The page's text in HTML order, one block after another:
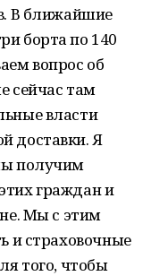
В ближайшие
борта по 140
вопрос об
сейчас там
власти
доставки. Я
получим
граждан и
Мы с этим
и страховочные
того, чтобы